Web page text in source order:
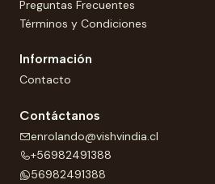
Preguntas Frecuentes
Términos y Condiciones
Información
Contacto
Contáctanos
enrolando@vishvindia.cl
+56982491388
56982491388